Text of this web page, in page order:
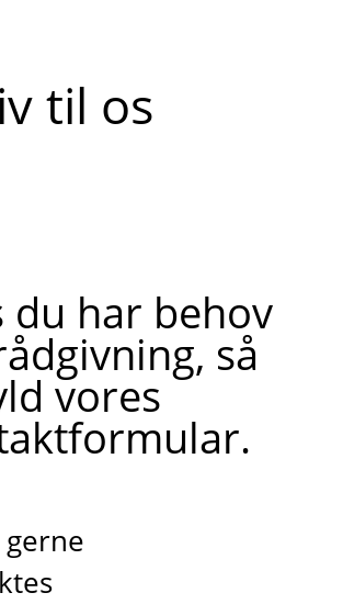
til os
du har behov
så
vores
gerne